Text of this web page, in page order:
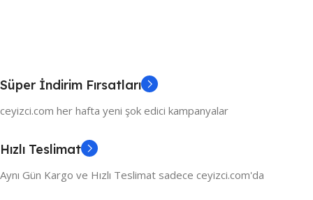
Süper İndirim Fırsatları
ceyizci.com her hafta yeni şok edici kampanyalar
Hızlı Teslimat
Aynı Gün Kargo ve Hızlı Teslimat sadece ceyizci.com'da